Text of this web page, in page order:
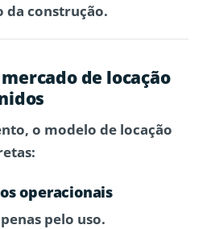
da construção.
de locação
o modelo de locação
operacionais
pelo uso.